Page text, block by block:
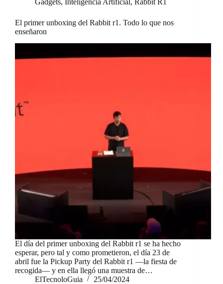
El primer unboxing del Rabbit r1. Todo lo que nos
enseñaron
El día del primer unboxing del Rabbit r1 se ha hecho
esperar, pero tal y como prometieron, el día 23 de
abril fue la Pickup Party del Rabbit r1 —la fiesta de
recogida— y en ella llegó una muestra de…
ElTecnoloGuia
25/04/2024